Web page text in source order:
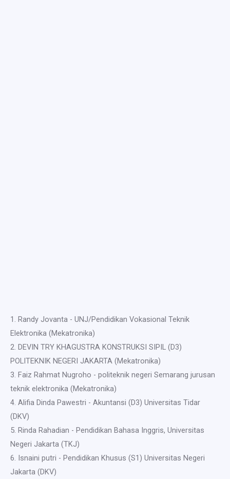
1. Randy Jovanta - UNJ/Pendidikan Vokasional Teknik
Elektronika (Mekatronika)
2. DEVIN TRY KHAGUSTRA KONSTRUKSI SIPIL (D3)
POLITEKNIK NEGERI JAKARTA (Mekatronika)
3. Faiz Rahmat Nugroho - politeknik negeri Semarang jurusan
teknik elektronika (Mekatronika)
4. Alifia Dinda Pawestri - Akuntansi (D3) Universitas Tidar
(DKV)
5. Rinda Rahadian - Pendidikan Bahasa Inggris, Universitas
Negeri Jakarta (TKJ)
6. Isnaini putri - Pendidikan Khusus (S1) Universitas Negeri
Jakarta (DKV)